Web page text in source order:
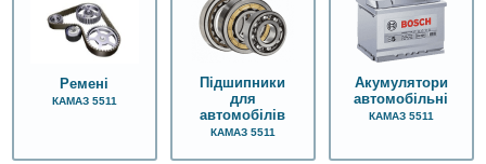
Ремені
КАМАЗ 5511
Підшипники
для
автомобілів
КАМАЗ 5511
Акумулятори
автомобільні
КАМАЗ 5511